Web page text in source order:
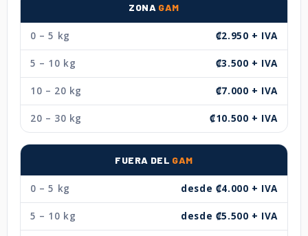
ZONA GAM
0 – 5 kg ₡2.950 + IVA
5 – 10 kg ₡3.500 + IVA
10 – 20 kg ₡7.000 + IVA
20 – 30 kg ₡10.500 + IVA
FUERA DEL GAM
0 – 5 kg desde ₡4.000 + IVA
5 – 10 kg desde ₡5.500 + IVA